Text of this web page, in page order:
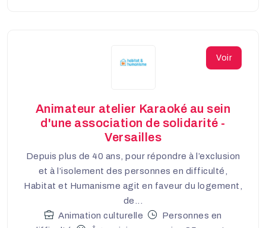
Voir
Animateur atelier Karaoké au sein
d'une association de solidarité -
Versailles
Depuis plus de 40 ans, pour répondre à l’exclusion
et à l’isolement des personnes en difficulté,
Habitat et Humanisme agit en faveur du logement,
de...
Animation culturelle
Personnes en